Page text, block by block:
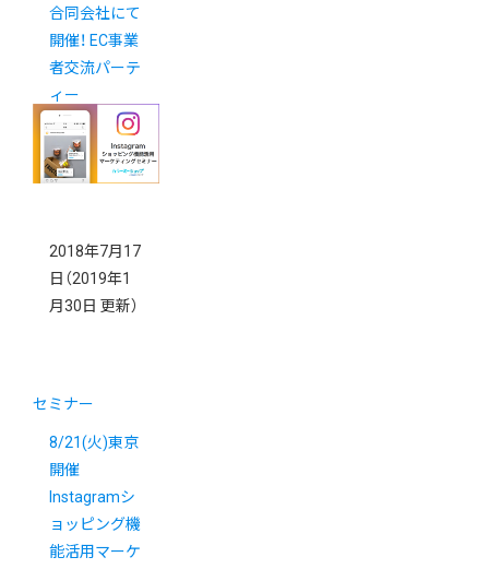
合同会社にて
開催！ EC事業
者交流パーテ
ィー
2018年7月17
日 （2019年1
月30日 更新）
セミナー
8/21(火)東京
開催
Instagramシ
ョッピング機
能活用マーケ